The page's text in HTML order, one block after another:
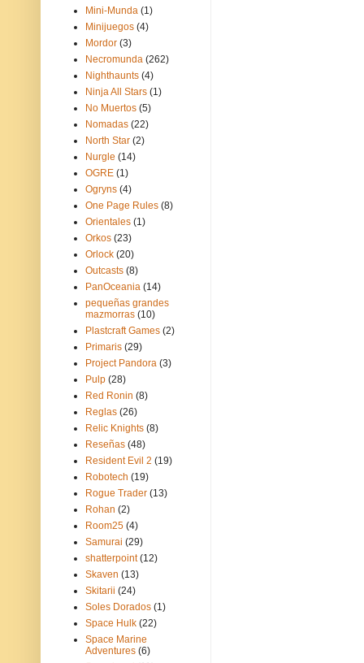
Mini-Munda (1)
Minijuegos (4)
Mordor (3)
Necromunda (262)
Nighthaunts (4)
Ninja All Stars (1)
No Muertos (5)
Nomadas (22)
North Star (2)
Nurgle (14)
OGRE (1)
Ogryns (4)
One Page Rules (8)
Orientales (1)
Orkos (23)
Orlock (20)
Outcasts (8)
PanOceania (14)
pequeñas grandes
mazmorras (10)
Plastcraft Games (2)
Primaris (29)
Project Pandora (3)
Pulp (28)
Red Ronin (8)
Reglas (26)
Relic Knights (8)
Reseñas (48)
Resident Evil 2 (19)
Robotech (19)
Rogue Trader (13)
Rohan (2)
Room25 (4)
Samurai (29)
shatterpoint (12)
Skaven (13)
Skitarii (24)
Soles Dorados (1)
Space Hulk (22)
Space Marine
Adventures (6)